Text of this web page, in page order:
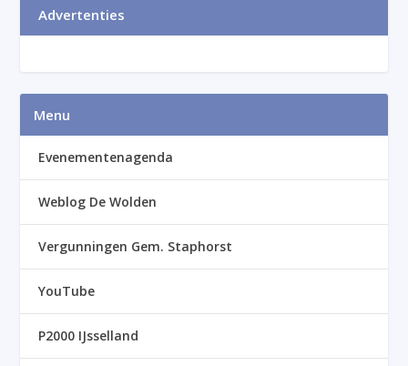
Advertenties
Menu
Evenementenagenda
Weblog De Wolden
Vergunningen Gem. Staphorst
YouTube
P2000 IJsselland